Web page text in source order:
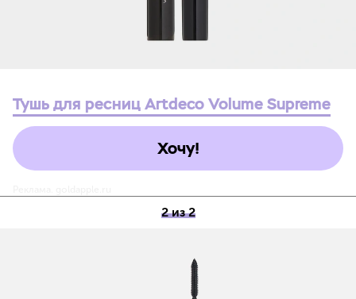
Тушь для ресниц Artdeco Volume Supreme
Хочу!
2 из 2